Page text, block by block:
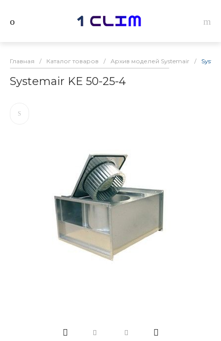
Главная / Каталог товаров / Архив моделей Systemair /
Systemair KE 50-25-4